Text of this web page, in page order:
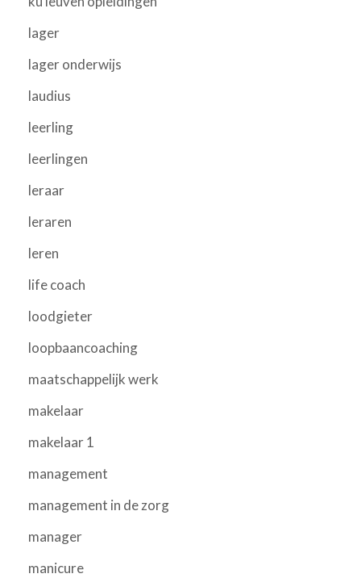
lager
lager onderwijs
laudius
leerling
leerlingen
leraar
leraren
leren
life coach
loodgieter
loopbaancoaching
maatschappelijk werk
makelaar
makelaar 1
management
management in de zorg
manager
manicure